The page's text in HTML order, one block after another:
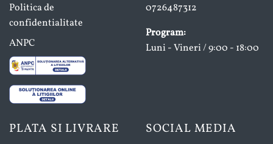
Politica de
confidentialitate
ANPC
0726487312
Program:
Luni - Vineri / 9:00 - 18:00
PLATA SI LIVRARE SOCIAL MEDIA